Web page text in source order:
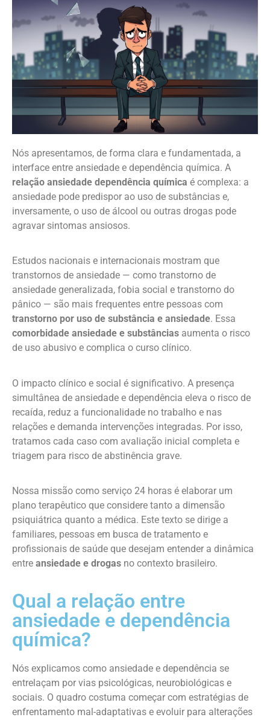
Nós apresentamos, de forma clara e fundamentada, a
interface entre ansiedade e dependência química. A
relação ansiedade dependência química é complexa: a
ansiedade pode predispor ao uso de substâncias e,
inversamente, o uso de álcool ou outras drogas pode
agravar sintomas ansiosos.
Estudos nacionais e internacionais mostram que
transtornos de ansiedade — como transtorno de
ansiedade generalizada, fobia social e transtorno do
pânico — são mais frequentes entre pessoas com
transtorno por uso de substância e ansiedade. Essa
comorbidade ansiedade e substâncias aumenta o risco
de uso abusivo e complica o curso clínico.
O impacto clínico e social é significativo. A presença
simultânea de ansiedade e dependência eleva o risco de
recaída, reduz a funcionalidade no trabalho e nas
relações e demanda intervenções integradas. Por isso,
tratamos cada caso com avaliação inicial completa e
triagem para risco de abstinência grave.
Nossa missão como serviço 24 horas é elaborar um
plano terapêutico que considere tanto a dimensão
psiquiátrica quanto a médica. Este texto se dirige a
familiares, pessoas em busca de tratamento e
profissionais de saúde que desejam entender a dinâmica
entre ansiedade e drogas no contexto brasileiro.
Qual a relação entre
ansiedade e dependência
química?
Nós explicamos como ansiedade e dependência se
entrelaçam por vias psicológicas, neurobiológicas e
sociais. O quadro costuma começar com estratégias de
enfrentamento mal-adaptativas e evoluir para alterações